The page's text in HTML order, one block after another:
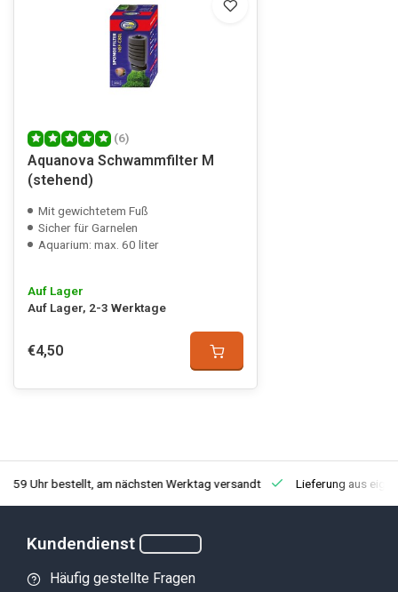
(6)
Aquanova Schwammfilter M
(stehend)
Mit gewichtetem Fuß
Sicher für Garnelen
Aquarium: max. 60 liter
Auf Lager
Auf Lager, 2-3 Werktage
€4,50
Uhr bestellt, am nächsten Werktag versandt Lieferung aus
Kundendienst
Häufig gestellte Fragen